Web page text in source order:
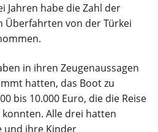
Jahren habe die Zahl der
Überfahrten von der Türkei
in ihren Zeugenaussagen
hatten, das Boot zu
bis 10.000 Euro, die die Reise
Alle drei hatten
und ihre Kinder